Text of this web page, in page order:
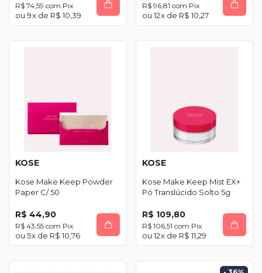
R$ 74,59 com Pix
9x de R$ 10,39
R$ 96,81 com Pix
12x de R$ 10,27
KOSE
Kose Make Keep Powder
Paper C/ 50
R$ 44,90
R$ 43,55 com Pix
5x de R$ 10,76
KOSE
Kose Make Keep Mist EX+
Pó Translúcido Solto 5g
R$ 109,80
R$ 106,51 com Pix
12x de R$ 11,29